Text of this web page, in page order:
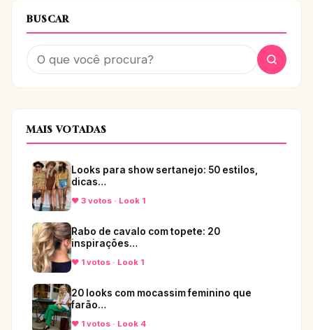
BUSCAR
MAIS VOTADAS
Looks para show sertanejo: 50 estilos,
dicas…
♥ 3 votos · Look 1
Rabo de cavalo com topete: 20
inspirações…
♥ 1 votos · Look 1
20 looks com mocassim feminino que
farão…
♥ 1 votos · Look 4